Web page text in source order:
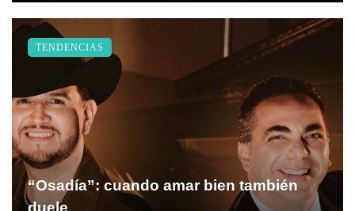
“Osadía”: cuando amar bien también
duele
TENDENCIAS